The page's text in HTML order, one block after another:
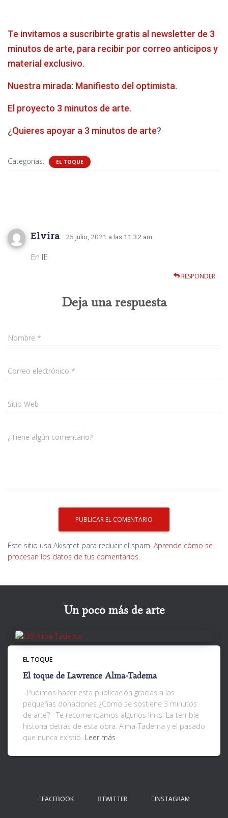
Te invitamos a suscribirte gratis al newsletter de 3
minutos de arte, para recibir por correo anticipos y
material exclusivo.
Nuestra mirada: Manifiesto del optimista.
El proyecto 3 minutos de arte.
¿Quieres apoyar a 3 minutos de arte?
Categorías: EL TOQUE
Elvira · 25 julio, 2021 a las 11:32 am
En lE
RESPONDER
Deja una respuesta
Nombre *
Correo electrónico *
Sitio Web
¿Tiene algún comentario?
Este sitio usa Akismet para reducir el spam. Aprende cómo se
procesan los datos de tus comentarios.
Un poco más de arte
EL TOQUE
El toque de Lawrence Alma-Tadema
Pudimos hacer esta publicación gracias a las
pequeñas donaciones ¿Cómo se sostiene 3 minutos
de arte? Te recomendamos algunos links: La terrible
historia detrás de esta obra. Alma-Tadema y el pasado
que nunca existió. Leer más
FACEBOOK TWITTER INSTAGRAM